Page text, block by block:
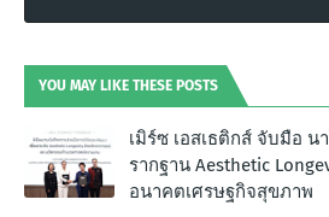
YOU MAY LIKE THESE POSTS
เมิร์ซ เอสเธติกส์ จับมือ น
รากฐาน Aesthetic
อนาคตเศรษฐกิจสุขภาพ